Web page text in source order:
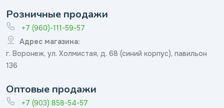
Розничные продажи
+7 (960)-111-59-57
Адрес магазина:
г. Воронеж, ул. Холмистая, д. 68 (синий корпус), павильон
136
Оптовые продажи
+7 (903) 858-54-57